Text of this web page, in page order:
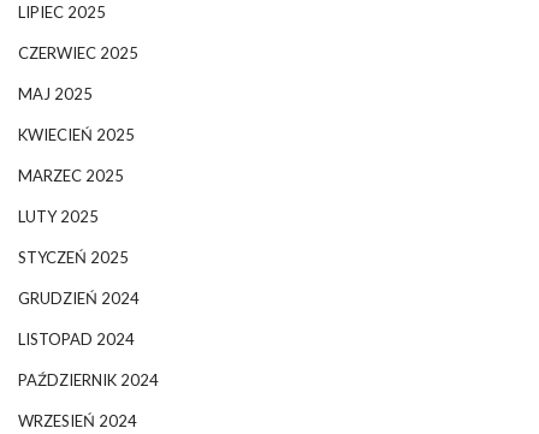
LIPIEC 2025
CZERWIEC 2025
MAJ 2025
KWIECIEŃ 2025
MARZEC 2025
LUTY 2025
STYCZEŃ 2025
GRUDZIEŃ 2024
LISTOPAD 2024
PAŹDZIERNIK 2024
WRZESIEŃ 2024